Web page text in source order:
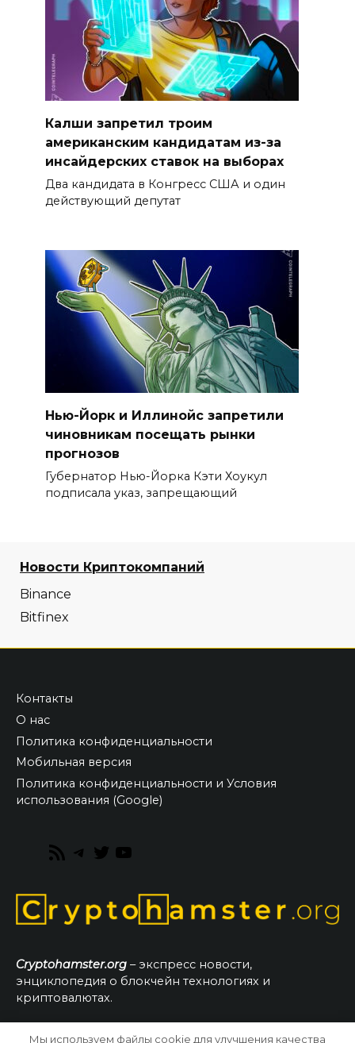
Калши запретил троим
американским кандидатам из-за
инсайдерских ставок на выборах
Два кандидата в Конгресс США и один
действующий депутат
Нью-Йорк и Иллинойс запретили
чиновникам посещать рынки
прогнозов
Губернатор Нью-Йорка Кэти Хоукул
подписала указ, запрещающий
Новости Криптокомпаний
Binance
Bitfinex
Контакты
О нас
Политика конфиденциальности
Мобильная версия
Политика конфиденциальности и Условия
использования (Google)
RSS
Telegram
Twitter
Cryptohamster.org – экспресс новости,
энциклопедия о блокчейн технологиях и
криптовалютах.
Мы используем файлы cookie для улучшения качества